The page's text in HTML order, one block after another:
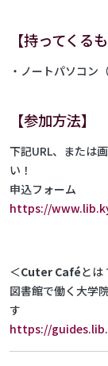
【持ってくるも
・ノートパソコン
【参加方法】
下記URL、または
い！
申込フォーム
https://
＜Cuter Caféとは
図書館で働く大学
す
https://